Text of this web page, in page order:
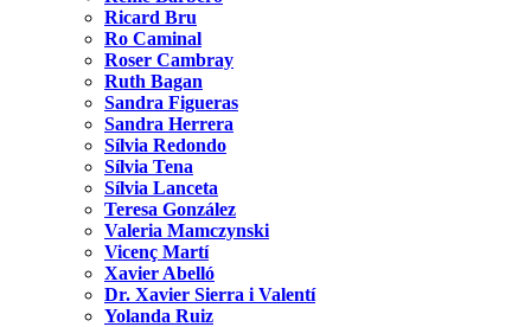
Ricard Bru
Ro Caminal
Roser Cambray
Ruth Bagan
Sandra Figueras
Sandra Herrera
Sílvia Redondo
Sílvia Tena
Sílvia Lanceta
Teresa González
Valeria Mamczynski
Vicenç Martí
Xavier Abelló
Dr. Xavier Sierra i Valentí
Yolanda Ruiz